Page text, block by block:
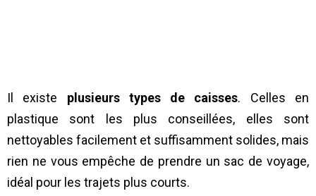
Il existe plusieurs types de caisses. Celles en
plastique sont les plus conseillées, elles sont
nettoyables facilement et suffisamment solides, mais
rien ne vous empêche de prendre un sac de voyage,
idéal pour les trajets plus courts.